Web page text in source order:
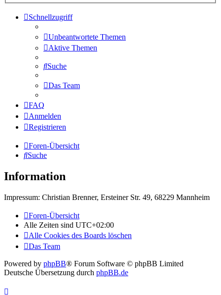
Schnellzugriff
Unbeantwortete Themen
Aktive Themen
Suche
Das Team
FAQ
Anmelden
Registrieren
Foren-Übersicht
Suche
Information
Impressum: Christian Brenner, Ersteiner Str. 49, 68229 Mannheim
Foren-Übersicht
Alle Zeiten sind UTC+02:00
Alle Cookies des Boards löschen
Das Team
Powered by phpBB® Forum Software © phpBB Limited
Deutsche Übersetzung durch phpBB.de